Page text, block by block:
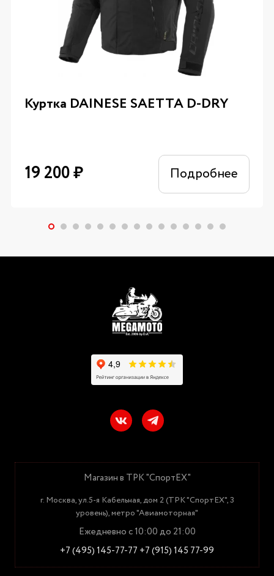
Куртка DAINESE SAETTA D-DRY
19 200₽ Подробнее
Магазин в ТРК "СпортЕХ"
г. Москва, ул.5-я Кабельная, дом 2 (ТРК "СпортЕХ", 3
уровень), метро "Авиамоторная"
Ежедневно с 10:00 до 21:00
+7 (495) 145-77-77 +7 (915) 145 77-99